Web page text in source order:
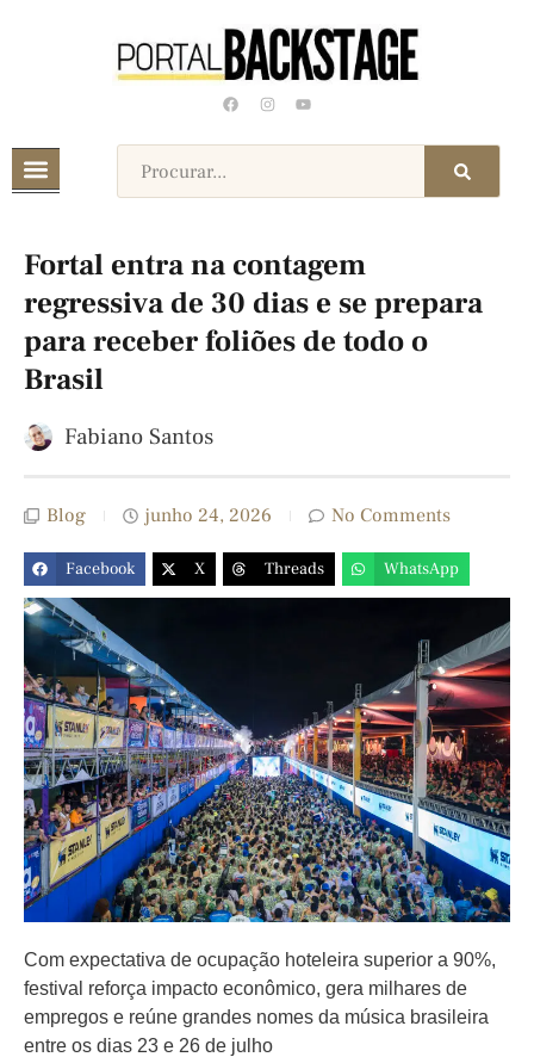
Fortal entra na contagem
regressiva de 30 dias e se prepara
para receber foliões de todo o
Brasil
Fabiano Santos
Blog junho 24, 2026 No Comments
Facebook X Threads WhatsApp
Com expectativa de ocupação hoteleira superior a 90%,
festival reforça impacto econômico, gera milhares de
empregos e reúne grandes nomes da música brasileira
entre os dias 23 e 26 de julho